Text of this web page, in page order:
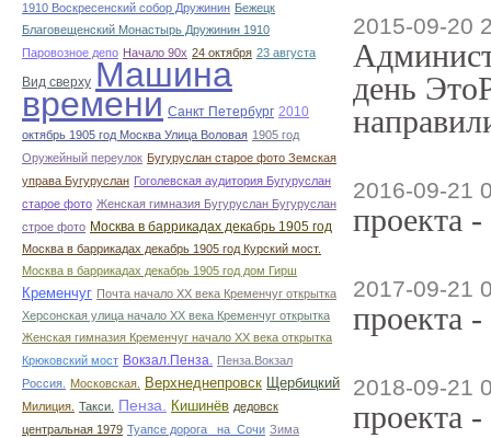
1910 Воскресенский собор Дружинин Бежецк
Благовещенский Монастырь Дружинин 1910
Паровозное депо Начало 90х 24 октября 23 августа
Вид сверху Машина
времени Санкт Петербург 2010
октябрь 1905 год Москва Улица Воловая 1905 год
Оружейный переулок Бугуруслан старое фото Земская
управа Бугуруслан Гоголевская аудитория Бугуруслан
старое фото Женская гимназия Бугуруслан Бугуруслан
строе фото Москва в баррикадах декабрь 1905 год
Москва в баррикадах декабрь 1905 год Курский мост.
Москва в баррикадах декабрь 1905 год дом Гирш
Кременчуг Почта начало ХХ века Кременчуг открытка
Херсонская улица начало ХХ века Кременчуг открытка
Женская гимназия Кременчуг начало ХХ века открытка
Крюковский мост Вокзал.Пенза. Пенза.Вокзал
Россия.
Московская. Верхнеднепровск Щербицкий
Милиция. Такси. Пенза. Кишинёв дедовск
центральная 1979 Туапсе дорога _на_Сочи Зима
2015-09-20
день
2016-09-21
проекта
2017-09-21
проекта
2018-09-21
проекта